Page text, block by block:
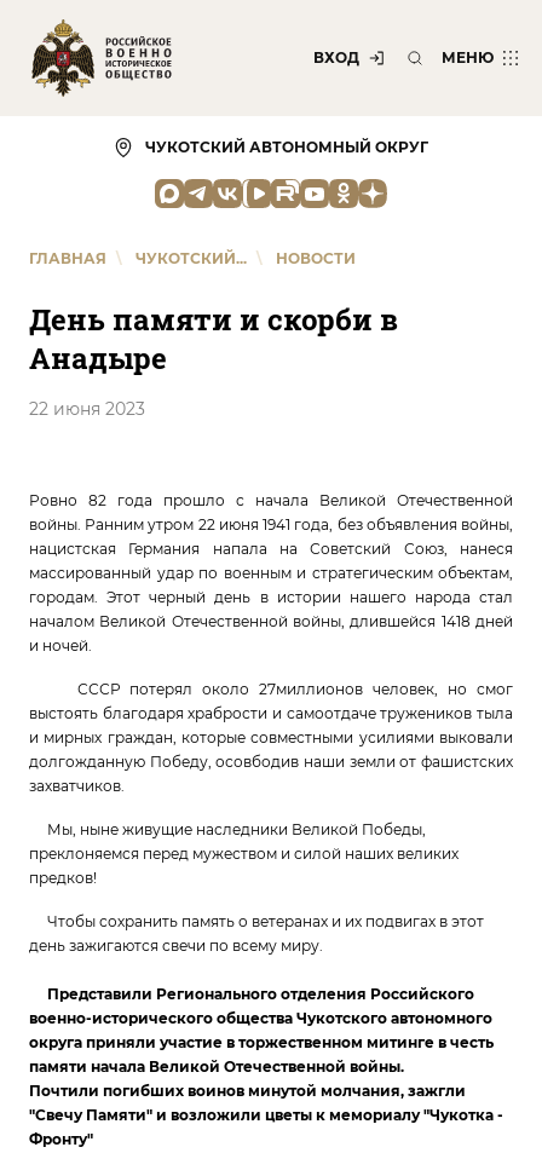
ВХОД МЕНЮ
ЧУКОТСКИЙ АВТОНОМНЫЙ ОКРУГ
ГЛАВНАЯ \ ЧУКОТСКИЙ... \ НОВОСТИ
День памяти и скорби в
Анадыре
22 июня 2023
Ровно 82 года прошло с начала Великой Отечественной
войны. Ранним утром 22 июня 1941 года, без объявления войны,
нацистская Германия напала на Советский Союз, нанеся
массированный удар по военным и стратегическим объектам,
городам. Этот черный день в истории нашего народа стал
началом Великой Отечественной войны, длившейся 1418 дней
и ночей.
СССР потерял около 27миллионов человек, но смог
выстоять благодаря храбрости и самоотдаче тружеников тыла
и мирных граждан, которые совместными усилиями выковали
долгожданную Победу, осовбодив наши земли от фашистских
захватчиков.
Мы, ныне живущие наследники Великой Победы,
преклоняемся перед мужеством и силой наших великих
предков!
Чтобы сохранить память о ветеранах и их подвигах в этот
день зажигаются свечи по всему миру.
Представили Регионального отделения Российского
военно-исторического общества Чукотского автономного
округа приняли участие в торжественном митинге в честь
памяти начала Великой Отечественной войны.
Почтили погибших воинов минутой молчания, зажгли
"Свечу Памяти" и возложили цветы к мемориалу "Чукотка -
Фронту"